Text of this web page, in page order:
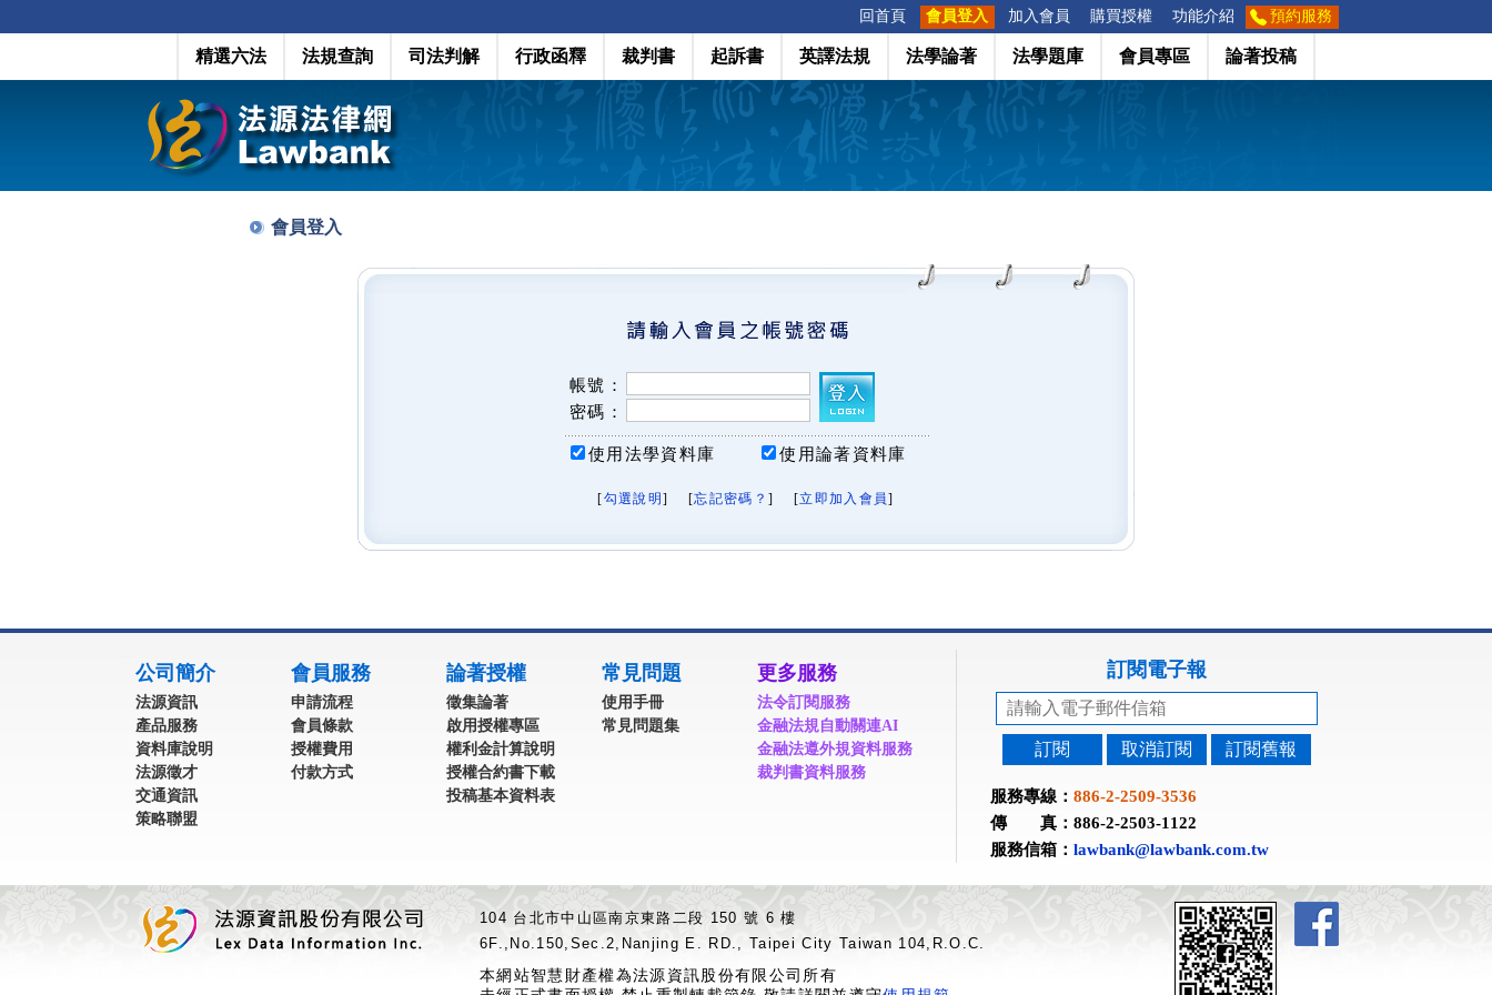
回首頁 會員登入 加入會員 購買授權 功能介紹 預約服務
精選六法 法規查詢 司法判解 行政函釋 裁判書 起訴書 英譯法規 法學論著 法學題庫 會員專區 論著投稿
會員登入
帳號：
密碼：
使用法學資料庫 使用論著資料庫
[勾選說明 ] [忘記密碼？ ] [立即加入會員]
公司簡介
法源資訊
產品服務
資料庫說明
法源徵才
交通資訊
策略聯盟
會員服務
申請流程
會員條款
授權費用
付款方式
論著授權
徵集論著
啟用授權專區
權利金計算說明
授權合約書下載
投稿基本資料表
常見問題
使用手冊
常見問題集
更多服務
法令訂閱服務
金融法規自動關連AI
金融法遵外規資料服務
裁判書資料服務
訂閱電子報
訂閱 取消訂閱 訂閱舊報
服務專線： 886-2-2509-3536
傳 真：886-2-2503-1122
服務信箱： lawbank@lawbank.com.tw
104 台北市中山區南京東路二段 150 號 6 樓
6F.,No.150,Sec.2,Nanjing E. RD., Taipei City Taiwan 104,R.O.C.
本網站智慧財產權為法源資訊股份有限公司所有